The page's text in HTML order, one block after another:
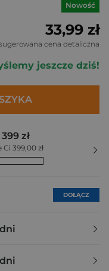
Nowość
33,99 zł
cena detaliczna
jeszcze dziś!
zł
399,00 zł
DOŁĄCZ